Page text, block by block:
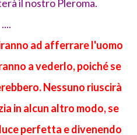
il nostro Pleroma.
....
ad afferrare l'uomo
a vederlo, poiché se
Nessuno riuscirà
in alcun altro modo, se
perfetta e divenendo